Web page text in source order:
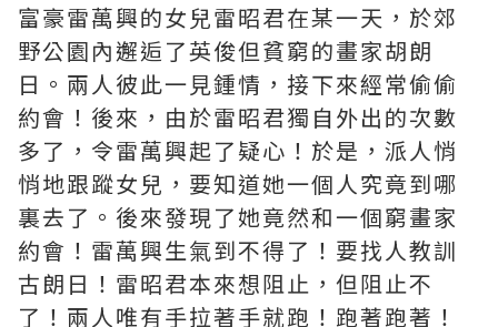
富豪雷萬興的女兒雷昭君在某一天，於郊
野公園內邂逅了英俊但貧窮的畫家胡朗
日。兩人彼此一見鍾情，接下來經常偷偷
約會！後來，由於雷昭君獨自外出的次數
多了，令雷萬興起了疑心！於是，派人悄
悄地跟蹤女兒，要知道她一個人究竟到哪
裏去了。後來發現了她竟然和一個窮畫家
約會！雷萬興生氣到不得了！要找人教訓
古朗日！雷昭君本來想阻止，但阻止不
了！兩人唯有手拉著手就跑！跑著跑著！